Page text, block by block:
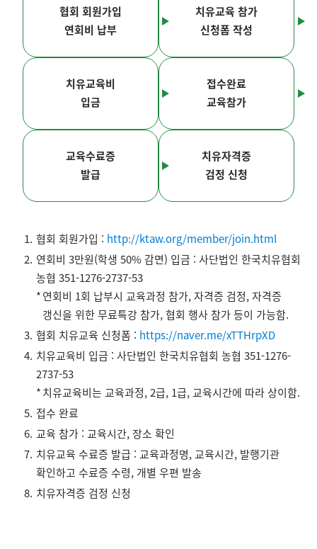
협회 회원가입
연회비 납부
치유교육 참가
신청폼 작성
치유교육비
입금
접수완료
교육참가
교육수료증
발급
치유자격증
검정 신청
협회 회원가입 : http://ktaw.org/member/join.html
연회비 3만원(학생 50% 감면) 입금 : 사단법인 한국치유협회
농협 351-1276-2737-53
연회비 1회 납부시 교육과정 참가, 자격증 검정, 자격증
갱신을 위한 무료특강 참가, 협회 행사 참가 등이 가능함.
협회 치유교육 신청폼 : https://naver.me/xTTHrpXD
치유교육비 입금 : 사단법인 한국치유협회 농협 351-1276-
2737-53
치유교육비는 교육과정, 2급, 1급, 교육시간에 따라 상이함.
접수 완료
교육 참가 : 교육시간, 장소 확인
치유교육 수료증 발급 : 교육과정명, 교육시간, 발행기관
확인하고 수료증 수령, 개별 우편 발송
치유자격증 검정 신청